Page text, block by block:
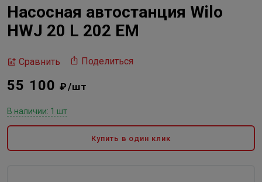
Насосная автостанция Wilo
HWJ 20 L 202 EM
Сравнить Поделиться
55 100₽/шт
В наличии: 1 шт
Купить в один клик